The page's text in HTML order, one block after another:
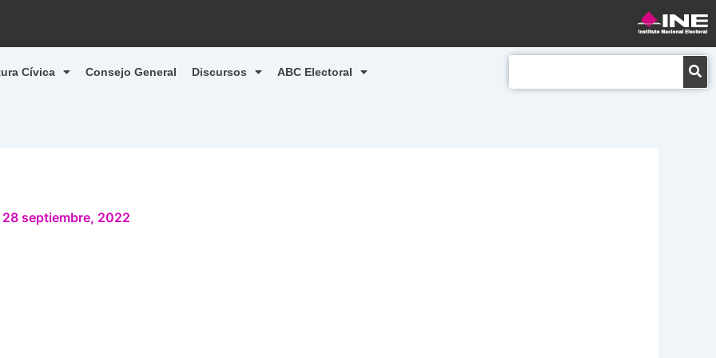
Cívica Consejo General Discursos ABC Electoral
28 septiembre, 2022